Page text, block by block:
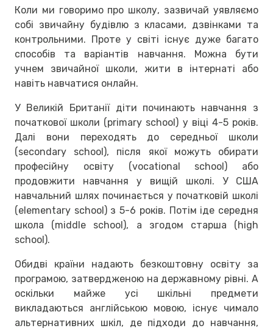
Коли ми говоримо про школу, зазвичай уявляємо
собі звичайну будівлю з класами, дзвінками та
контрольними. Проте у світі існує дуже багато
способів та варіантів навчання. Можна бути
учнем звичайної школи, жити в інтернаті або
навіть навчатися онлайн.
У Великій Британії діти починають навчання з
початкової школи (primary school) у віці 4-5 років.
Далі вони переходять до середньої школи
(secondary school), після якої можуть обирати
професійну освіту (vocational school) або
продовжити навчання у вищій школі. У США
навчальний шлях починається у початковій школі
(elementary school) з 5-6 років. Потім іде середня
школа (middle school), а згодом старша (high
school).
Обидві країни надають безкоштовну освіту за
програмою, затвердженою на державному рівні. А
оскільки майже усі шкільні предмети
викладаються англійською мовою, існує чимало
альтернативних шкіл, де підходи до навчання,